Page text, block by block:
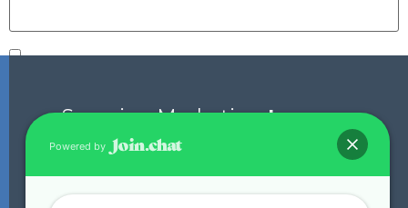
Scorpion MarketingLaguna.
Powered by